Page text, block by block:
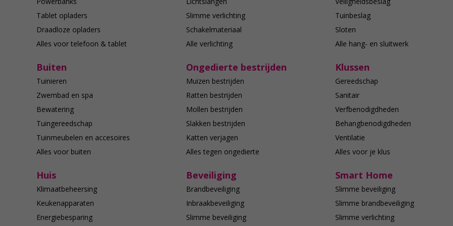
Tablet opladers
Draadloze opladers
Alles voor telefoon & tablet
Slimme verlichting
Schakelmateriaal
Alle verlichting
Tuinbeslag
Sloten
Alle hang- en sluitwerk
Buiten
Tuinieren
Zwembad en spa
Bewatering
Tuingereedschap
Tuinmeubelen en accesoires
Alles voor buiten
Ongedierte bestrijden
Muizen bestrijden
Ratten bestrijden
Mollen bestrijden
Slakken bestrijden
Katten verjagen
Alles tegen ongedierte
Klussen
Gereedschap
Sanitair
Verfbenodigdheden
Behangbenodigdheden
Ventilatie
Alles voor je klus
Huis
Klimaatbeheersing
Keukenapparaten
Energiebesparing
Beveiliging
Brandbeveiliging
Inbraakbeveiliging
Slimme beveiliging
Smart Home
Slimme beveiliging
Slimme brandbeveiliging
Slimme verlichting